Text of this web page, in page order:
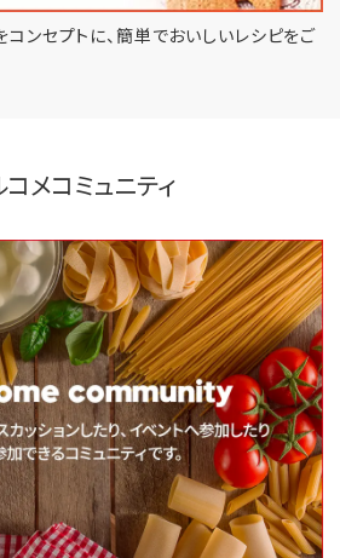
ンセプトに、 簡単でおいしいレシピをご
コメコミュニティ